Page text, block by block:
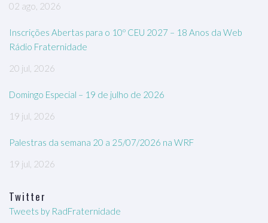
02 ago, 2026
Inscrições Abertas para o 10º CEU 2027 – 18 Anos da Web
Rádio Fraternidade
20 jul, 2026
Domingo Especial – 19 de julho de 2026
19 jul, 2026
Palestras da semana 20 a 25/07/2026 na WRF
19 jul, 2026
Twitter
Tweets by RadFraternidade